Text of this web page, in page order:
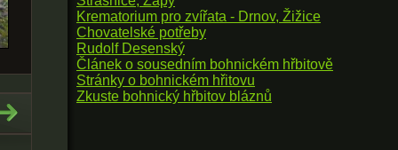
Krematorium pro zvířata - Drnov, Žižice
Chovatelské potřeby
Rudolf Desenský
Článek o sousedním bohnickém hřbitově
Stránky o bohnickém hřitovu
Zkuste bohnický hřbitov bláznů